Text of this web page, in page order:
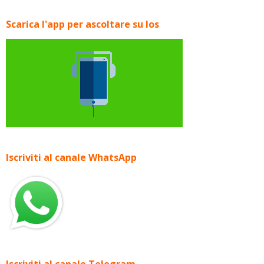
Scarica l'app per ascoltare su Ios
Iscriviti al canale WhatsApp